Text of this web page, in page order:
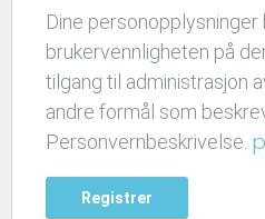
Dine personopplysninger
brukervennligheten på
tilgang til administrasjon
andre formål som
Personvernbeskrivelse.
Registrer